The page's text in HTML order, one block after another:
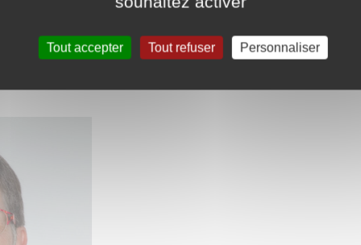
Tout accepter Tout refuser Personnaliser